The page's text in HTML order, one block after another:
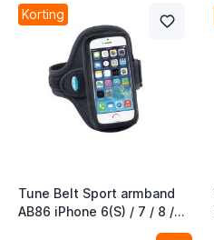
Korting
Tune Belt Sport armband
AB86 iPhone 6(S) / 7 / 8 /